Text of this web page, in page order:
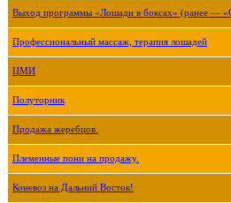
Выход программы «Лошади в боксах» (ранее —
Профессиональный массаж, терапия лошадей
ЦМИ
Полуторник
Продажа жеребцов.
Племенные пони на продажу.
Коневоз на Дальний Восток!